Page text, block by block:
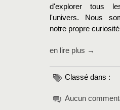
d'explorer tous
l'univers. Nous
notre propre
en lire plus →
Classé dans :
Aucun